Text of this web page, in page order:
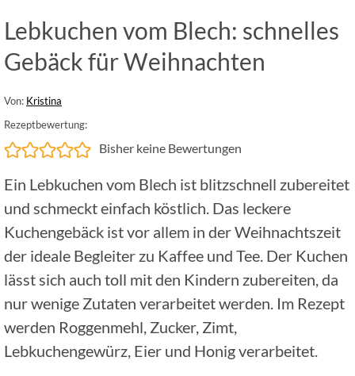
Lebkuchen vom Blech: schnelles
Gebäck für Weihnachten
Von: Kristina
Rezeptbewertung:
Bisher keine Bewertungen
Ein Lebkuchen vom Blech ist blitzschnell zubereitet
und schmeckt einfach köstlich. Das leckere
Kuchengebäck ist vor allem in der Weihnachtszeit
der ideale Begleiter zu Kaffee und Tee. Der Kuchen
lässt sich auch toll mit den Kindern zubereiten, da
nur wenige Zutaten verarbeitet werden. Im Rezept
werden Roggenmehl, Zucker, Zimt,
Lebkuchengewürz, Eier und Honig verarbeitet.